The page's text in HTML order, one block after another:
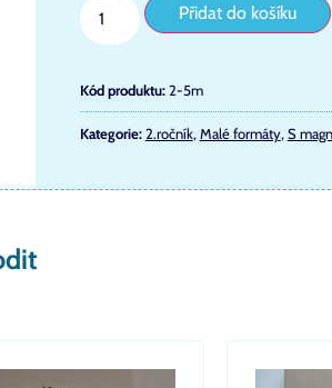
Přidat do košíku
Kód produktu:2-5m
Kategorie: 2.ročník, Malé formáty, S